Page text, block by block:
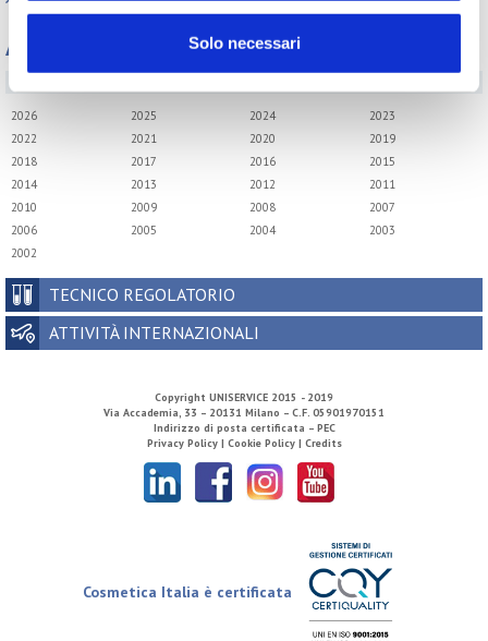
Solo necessari
Archivio
2026 2025 2024
2023
2022
2021 2020
2019
2018
2017 2016
2015
2014
2013 2012
2011
2010
2009 2008
2007
2006
2005 2004
2003
2002
TECNICO REGOLATORIO
ATTIVITÀ INTERNAZIONALI
Copyright UNISERVICE 2015 - 2019
Via Accademia, 33 – 20131 Milano – C.F. 05901970151
Indirizzo di posta certificata – PEC
Privacy Policy | Cookie Policy | Credits
Cosmetica Italia è certificata